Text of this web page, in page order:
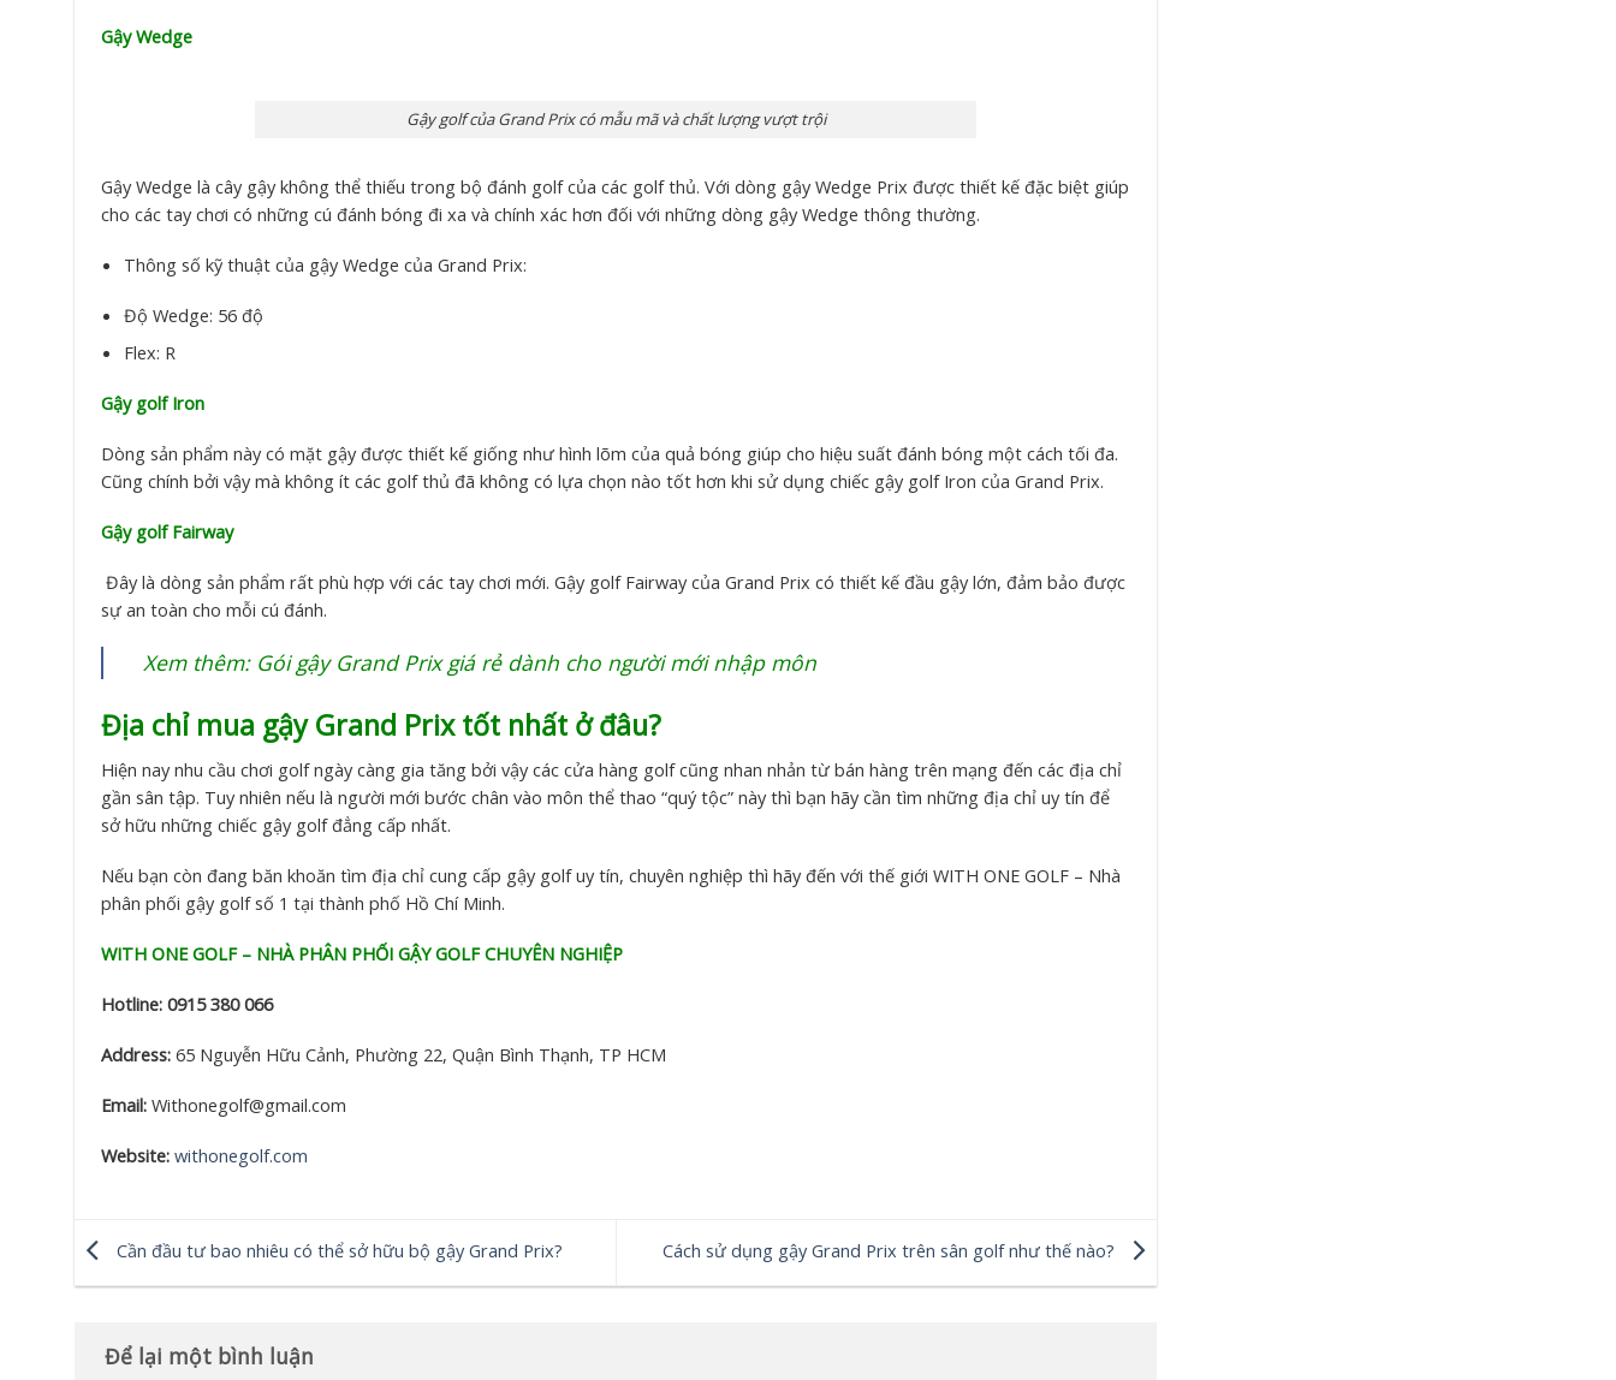
Gậy Wedge
Gậy golf của Grand Prix có mẫu mã và chất lượng vượt trội
Gậy Wedge là cây gậy không thể thiếu trong bộ đánh golf của các golf thủ. Với dòng gậy Wedge Prix được thiết kế đặc biệt giúp
cho các tay chơi có những cú đánh bóng đi xa và chính xác hơn đối với những dòng gậy Wedge thông thường.
Thông số kỹ thuật của gậy Wedge của Grand Prix:
Độ Wedge: 56 độ
Flex: R
Gậy golf Iron
Dòng sản phẩm này có mặt gậy được thiết kế giống như hình lõm của quả bóng giúp cho hiệu suất đánh bóng một cách tối đa.
Cũng chính bởi vậy mà không ít các golf thủ đã không có lựa chọn nào tốt hơn khi sử dụng chiếc gậy golf Iron của Grand Prix.
Gậy golf Fairway
Đây là dòng sản phẩm rất phù hợp với các tay chơi mới. Gậy golf Fairway của Grand Prix có thiết kế đầu gậy lớn, đảm bảo được
sự an toàn cho mỗi cú đánh.
Xem thêm: Gói gậy Grand Prix giá rẻ dành cho người mới nhập môn
Địa chỉ mua gậy Grand Prix tốt nhất ở đâu?
Hiện nay nhu cầu chơi golf ngày càng gia tăng bởi vậy các cửa hàng golf cũng nhan nhản từ bán hàng trên mạng đến các địa chỉ
gần sân tập. Tuy nhiên nếu là người mới bước chân vào môn thể thao “quý tộc” này thì bạn hãy cần tìm những địa chỉ uy tín để
sở hữu những chiếc gậy golf đẳng cấp nhất.
Nếu bạn còn đang băn khoăn tìm địa chỉ cung cấp gậy golf uy tín, chuyên nghiệp thì hãy đến với thế giới WITH ONE GOLF – Nhà
phân phối gậy golf số 1 tại thành phố Hồ Chí Minh.
WITH ONE GOLF – NHÀ PHÂN PHỐI GẬY GOLF CHUYÊN NGHIỆP
Hotline: 0915 380 066
Address:65 Nguyễn Hữu Cảnh, Phường 22, Quận Bình Thạnh, TP HCM
Email: Withonegolf@gmail.com
Website: withonegolf.com
Cần đầu tư bao nhiêu có thể sở hữu bộ gậy Grand Prix? Cách sử dụng gậy Grand Prix trên sân golf như thế nào?
Để lại một bình luận